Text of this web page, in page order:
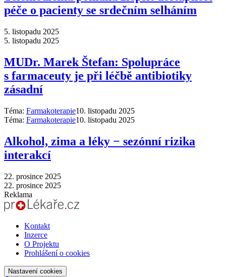
péče o pacienty se srdečním selháním
5. listopadu 2025
5. listopadu 2025
MUDr. Marek Štefan: Spolupráce
s farmaceuty je při léčbě antibiotiky
zásadní
Téma: Farmakoterapie10. listopadu 2025
Téma: Farmakoterapie10. listopadu 2025
Alkohol, zima a léky −⁠ sezónní rizika
interakcí
22. prosince 2025
22. prosince 2025
Reklama
Kontakt
Inzerce
O Projektu
Prohlášení o cookies
Nastavení cookies